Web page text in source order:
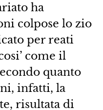
ha
colpose lo zio
per reati
come il
quanto
infatti, la
risultata di